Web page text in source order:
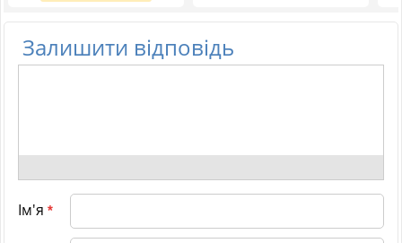
Залишити відповідь
Ім'я *